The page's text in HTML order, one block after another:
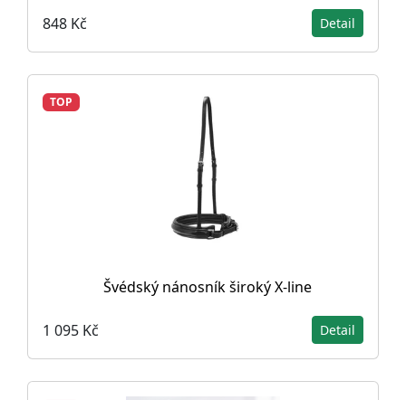
848 Kč Detail
TOP
Švédský nánosník široký X-line
1 095 Kč Detail